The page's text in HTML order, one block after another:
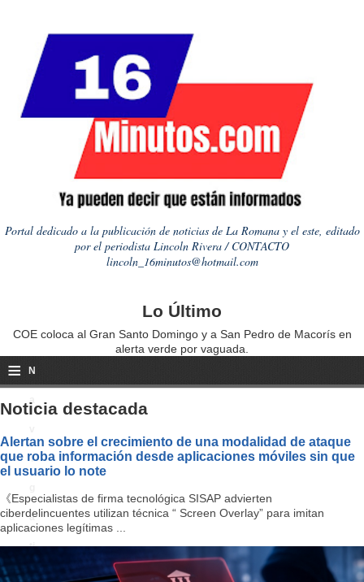
Portal dedicado a la publicación de noticias de La Romana y el este, editado
por el periodista Lincoln Rivera / CONTACTO
lincoln_16minutos@hotmail.com
Lo Último
COE coloca al Gran Santo Domingo y a San Pedro de Macorís en
alerta verde por vaguada.
≡ N
a
i
a
ti
o
Noticia destacada
Alertan sobre el crecimiento de una modalidad de ataque
que roba información desde aplicaciones móviles sin que
el usuario lo note
《Especialistas de firma tecnológica SISAP advierten
ciberdelincuentes utilizan técnica “ Screen Overlay” para imitan
aplicaciones legítimas ...